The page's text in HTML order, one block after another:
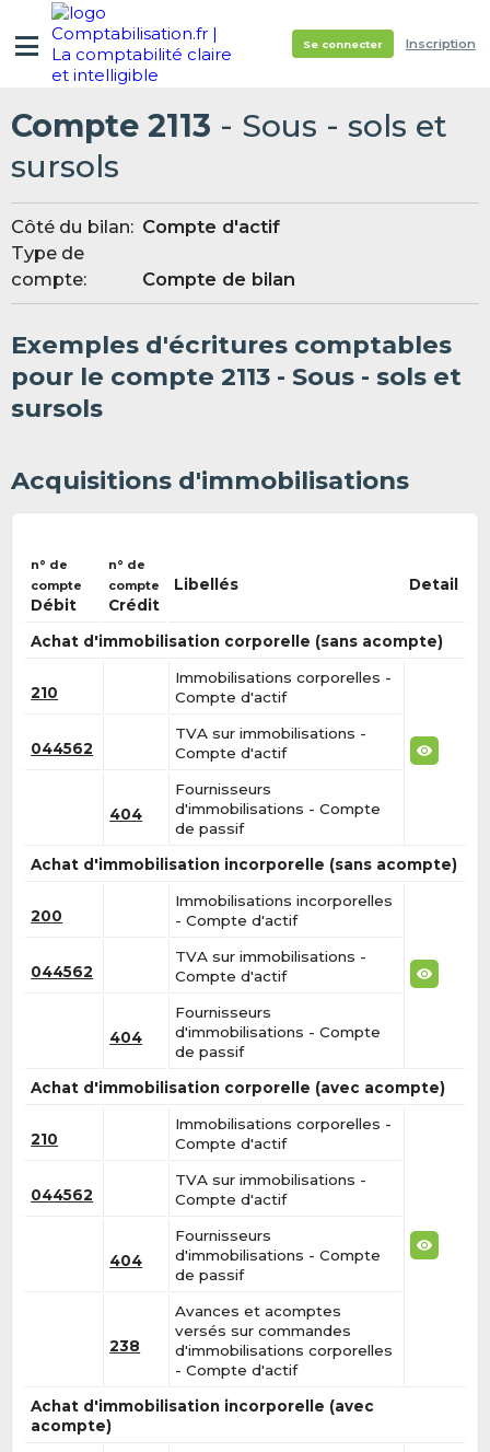
Se connecter Inscription
Compte 2113 - Sous - sols et
sursols
Côté du bilan: Compte d'actif
Type de
compte:
Compte de bilan
Exemples d'écritures comptables
pour le compte 2113 - Sous - sols et
sursols
Acquisitions d'immobilisations
n° de
compte
Débit
n° de
compte
Crédit
Libellés Detail
Achat d'immobilisation corporelle (sans acompte)
210
Immobilisations corporelles -
Compte d'actif
044562
TVA sur immobilisations -
Compte d'actif
404
Fournisseurs
d'immobilisations - Compte
de passif
Achat d'immobilisation incorporelle (sans acompte)
200
Immobilisations incorporelles
- Compte d'actif
044562
TVA sur immobilisations -
Compte d'actif
404
Fournisseurs
d'immobilisations - Compte
de passif
Achat d'immobilisation corporelle (avec acompte)
210
Immobilisations corporelles -
Compte d'actif
044562
TVA sur immobilisations -
Compte d'actif
404
Fournisseurs
d'immobilisations - Compte
de passif
238
Avances et acomptes
versés sur commandes
d'immobilisations corporelles
- Compte d'actif
Achat d'immobilisation incorporelle (avec
acompte)